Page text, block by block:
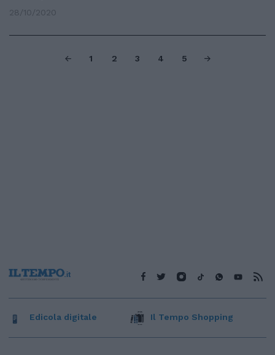
28/10/2020
1 2 3 4 5
Edicola digitale Il Tempo Shopping